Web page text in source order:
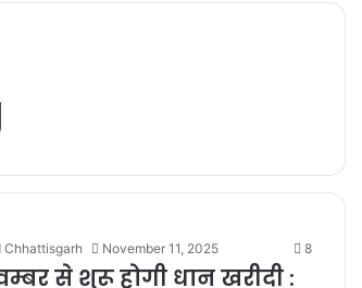
Chhattisgarh November 11, 2025 8
से शुरू होगी धान खरीदी :